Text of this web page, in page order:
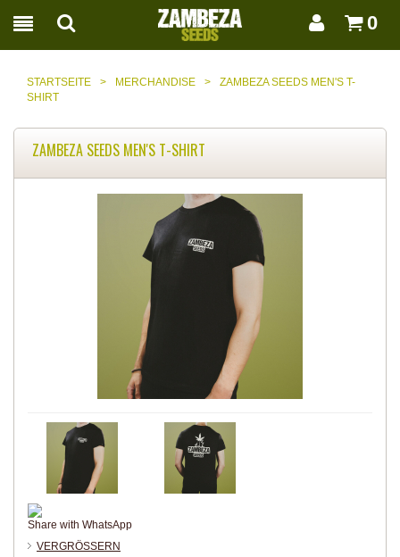
0
STARTSEITE > MERCHANDISE >
ZAMBEZA SEEDS MEN'S T-
SHIRT
ZAMBEZA SEEDS MEN'S T-SHIRT
Share with WhatsApp
VERGRÖSSERN